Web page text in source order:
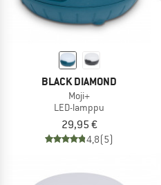
BLACK DIAMOND
Moji+
LED-lamppu
29,95 €
4,8(5)